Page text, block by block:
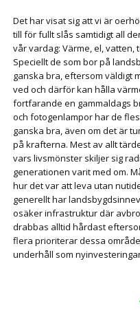
Det har visat sig att vi är
till för fullt slås samtidigt all
vår vardag: Värme, el,
Speciellt de som bor på
ganska bra, eftersom väldigt
ved och därför kan hålla
fortfarande en gammaldags
och fotogenlampor har de
ganska bra, även om det är
på krafterna. Mest av allt
vars livsmönster skiljer sig
generationen varit med om.
hur det var att leva utan
generellt har
osäker infrastruktur där
drabbas alltid hårdast
flera prioriterar dessa
underhåll som